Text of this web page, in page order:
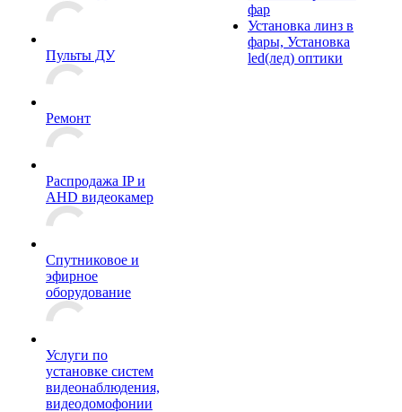
Пульты ДУ
Ремонт
Распродажа IP и
AHD видеокамер
Спутниковое и
эфирное
оборудование
Услуги по
установке систем
видеонаблюдения,
видеодомофонии
фар
Установка линз в
фары, Установка
led(лед) оптики